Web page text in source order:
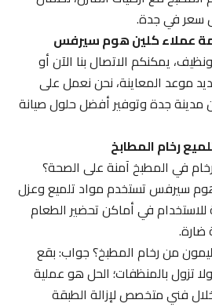
في جدة.
عملاء كلين هوم سيرفس
يمكنكم الاتصال بنا الآن أو
موعد المعاينة، نحن نعمل على
جدة وتوفير أفضل حلول صيانة
رخام المطابخ
في المطبخ آمنة على الصحة؟
سيرفس تستخدم مواد تلميع وعزل
في أماكن تحضير الطعام
من رخام المطبخ؟ جواب: بقع
بالمنظفات؛ الحل هو عملية
فني متخصص لإزالة الطبقة